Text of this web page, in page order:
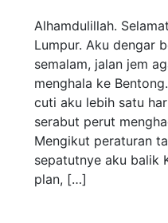
Alhamdulillah.
Lumpur. Aku dengar
semalam, jalan jem
menghala ke
cuti aku lebih satu
serabut perut
Mengikut peraturan
sepatutnye aku balik
plan, […]